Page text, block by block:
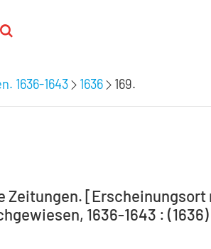
1636-1643 1636 169.
Zeitungen.
1636-1643 : (1636)